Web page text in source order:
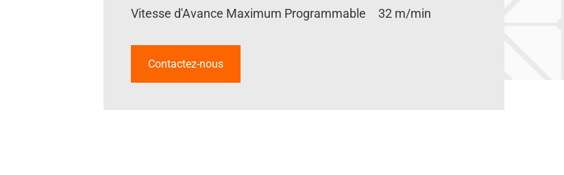
Vitesse d'Avance Maximum Programmable 32 m/min
Contactez-nous